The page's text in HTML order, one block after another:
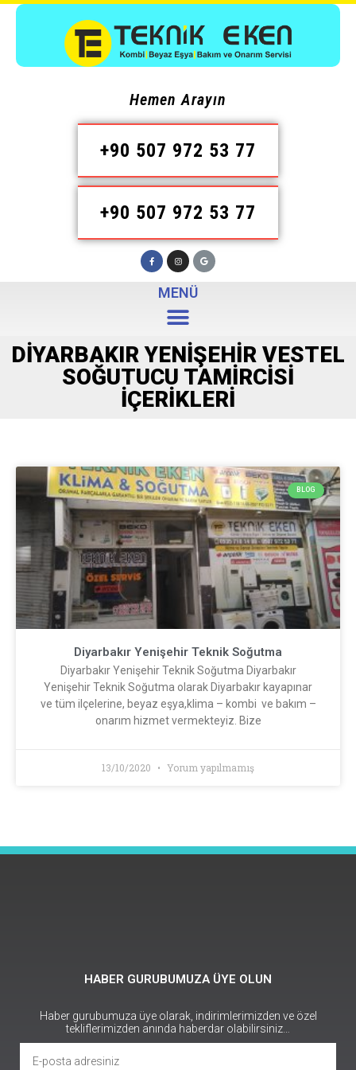
Hemen Arayın
+90 507 972 53 77
+90 507 972 53 77
MENÜ
DIYARBAKIR YENIŞEHIR VESTEL
SOĞUTUCU TAMIRCISI
İÇERIKLERI
BLOG
Diyarbakır Yenişehir Teknik Soğutma
Diyarbakır Yenişehir Teknik Soğutma Diyarbakır
Yenişehir Teknik Soğutma olarak Diyarbakır kayapınar
ve tüm ilçelerine, beyaz eşya,klima – kombi ve bakım –
onarım hizmet vermekteyiz. Bize
13/10/2020 Yorum yapılmamış
HABER GURUBUMUZA ÜYE OLUN
Haber gurubumuza üye olarak, indirimlerimizden ve özel
tekliflerimizden anında haberdar olabilirsiniz…